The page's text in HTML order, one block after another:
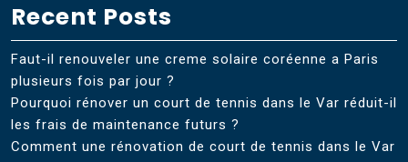
Recent Posts
Faut-il renouveler une creme solaire coréenne a Paris
plusieurs fois par jour ?
Pourquoi rénover un court de tennis dans le Var réduit-il
les frais de maintenance futurs ?
Comment une rénovation de court de tennis dans le Var